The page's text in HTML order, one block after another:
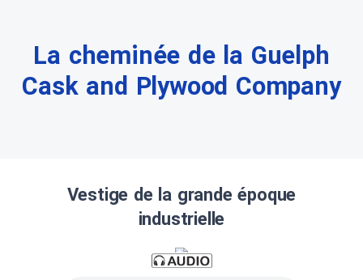
La cheminée de la Guelph
Cask and Plywood Company
Vestige de la grande époque
industrielle